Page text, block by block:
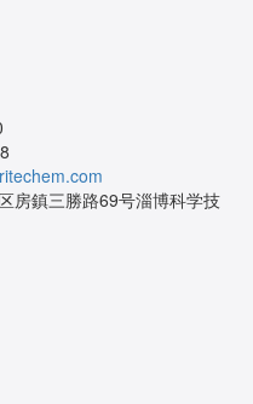
房鎮三勝路69号淄博科学技